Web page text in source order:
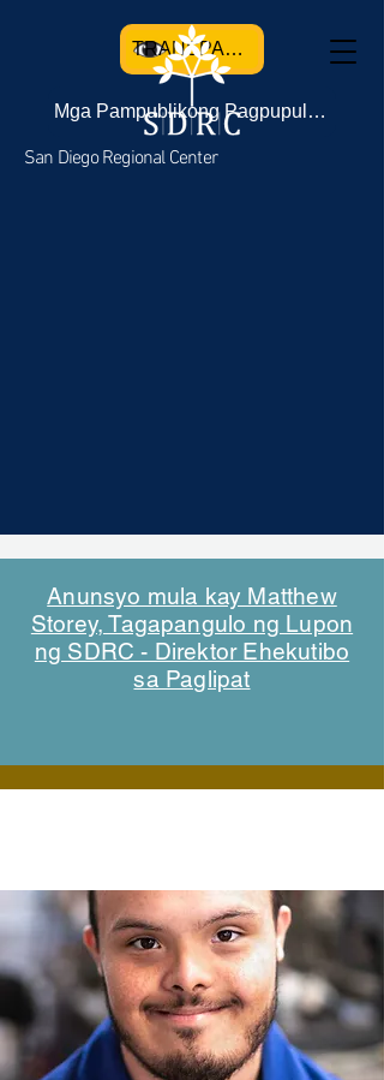
TRANSPARENCY
Mga Pampublikong Pagpupulong
San Diego Regional Center
Anunsyo mula kay Matthew
Storey, Tagapangulo ng Lupon
ng SDRC - Direktor Ehekutibo
sa Paglipat